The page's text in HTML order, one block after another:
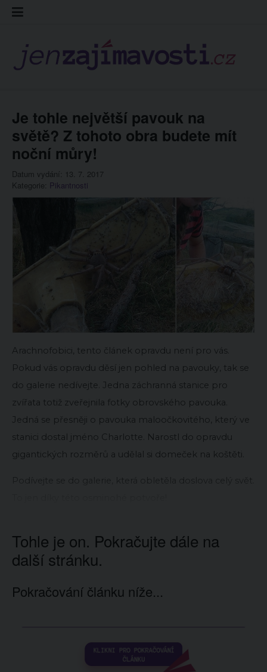
Skip
Je tohle největší pavouk na
světě? Z tohoto obra budete mít
noční můry!
Datum vydání: 13. 7. 2017
Kategorie: Pikantnosti
Arachnofobici, tento článek opravdu není pro vás.
Pokud vás opravdu děsí jen pohled na pavouky, tak se
do galerie nedívejte. Jedna záchranná stanice pro
zvířata totiž zveřejnila fotky obrovského pavouka.
Jedná se přesněji o pavouka maloočkovitého, který ve
stanici dostal jméno Charlotte. Narostl do opravdu
gigantických rozměrů a udělal si domeček na koštěti.
Tohle je on. Pokračujte dále na
další stránku.
Pokračování článku níže...